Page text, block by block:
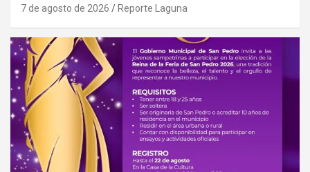
7 de agosto de 2026 Reporte Laguna